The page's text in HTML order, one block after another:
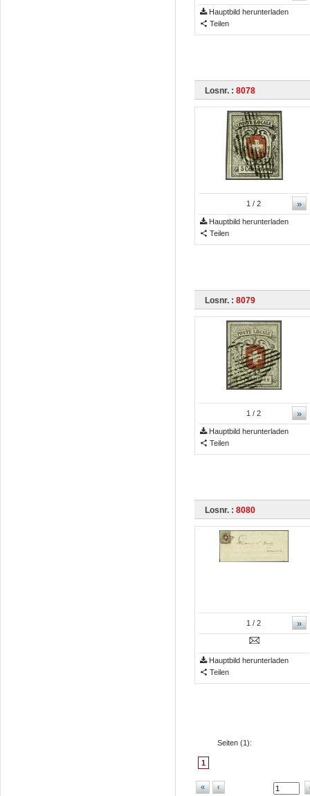
Hauptbild herunterladen
Teilen
Losnr. : 8078
»
1 / 2
Hauptbild herunterladen
Teilen
Losnr. : 8079
»
1 / 2
Hauptbild herunterladen
Teilen
Losnr. : 8080
»
1 / 2
Hauptbild herunterladen
Teilen
Seiten (1 ):
1
« ‹